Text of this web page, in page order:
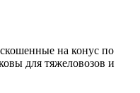
на конус по
для тяжеловозов и